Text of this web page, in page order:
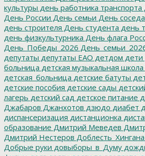
культуры день работника транспорта
День России День семьи День соседа
день строителя День студента день
день физкультурника День флага
День_Победы_2026
депутаты депутаты ЕАО детдом дети
больница детская музыкальная школа
детская_больница детские батуты
детские пособия детские сады
лагерь детский сад детское питание
Джабаров Джанхотов дзюдо диабет
диспансеризация дистанционка
образование Дмитрий Меведев
Дмитрий Нестеров Доблесть_Хингана
Добрые руки довыборы_в_Думу